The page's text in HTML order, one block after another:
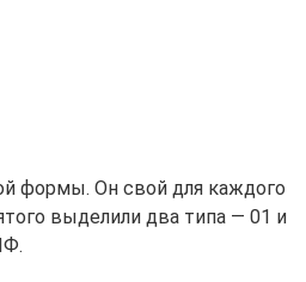
формы. Он свой для каждого
выделили два типа — 01 и